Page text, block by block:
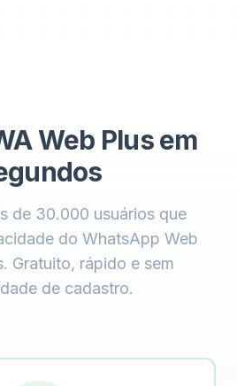
Web Plus em
de 30.000 usuários que
do WhatsApp Web
Gratuito, rápido e sem
de cadastro.